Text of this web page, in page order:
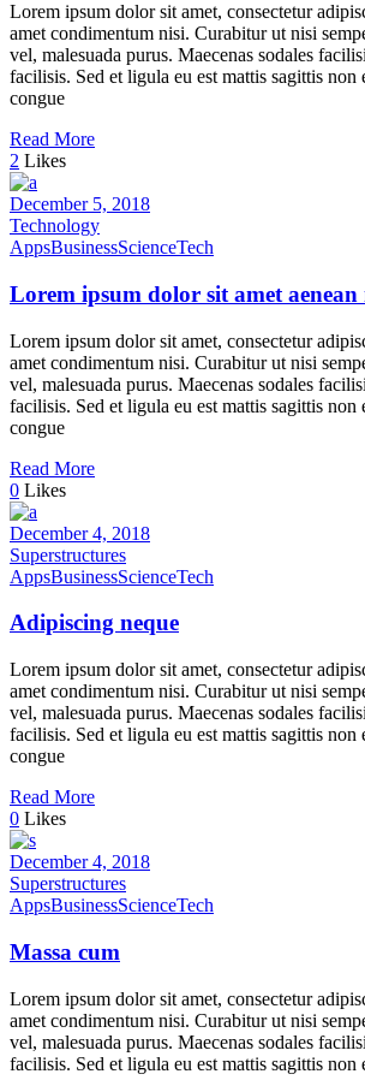
Lorem ipsum dolor sit amet, consectetur
amet condimentum nisi. Curabitur ut nisi
vel, malesuada purus. Maecenas sodales
facilisis. Sed et ligula eu est mattis sagittis non
congue
Read More
2 Likes
December 5, 2018
Technology
AppsBusinessScienceTech
Lorem ipsum dolor sit amet aenean
Lorem ipsum dolor sit amet, consectetur
amet condimentum nisi. Curabitur ut nisi
vel, malesuada purus. Maecenas sodales
facilisis. Sed et ligula eu est mattis sagittis non
congue
Read More
0 Likes
December 4, 2018
Superstructures
AppsBusinessScienceTech
Adipiscing neque
Lorem ipsum dolor sit amet, consectetur
amet condimentum nisi. Curabitur ut nisi
vel, malesuada purus. Maecenas sodales
facilisis. Sed et ligula eu est mattis sagittis non
congue
Read More
0 Likes
December 4, 2018
Superstructures
AppsBusinessScienceTech
Massa cum
Lorem ipsum dolor sit amet, consectetur
amet condimentum nisi. Curabitur ut nisi
vel, malesuada purus. Maecenas sodales
facilisis. Sed et ligula eu est mattis sagittis non